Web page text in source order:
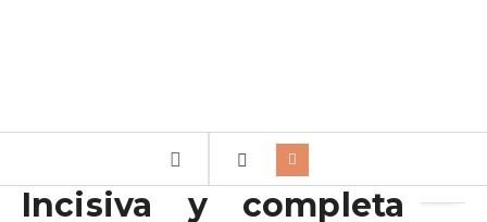
Incisiva y completa